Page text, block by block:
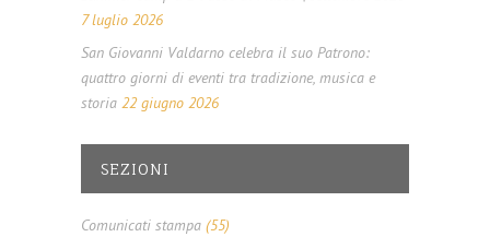
7 luglio 2026
San Giovanni Valdarno celebra il suo Patrono:
quattro giorni di eventi tra tradizione, musica e
storia 22 giugno 2026
SEZIONI
Comunicati stampa (55)